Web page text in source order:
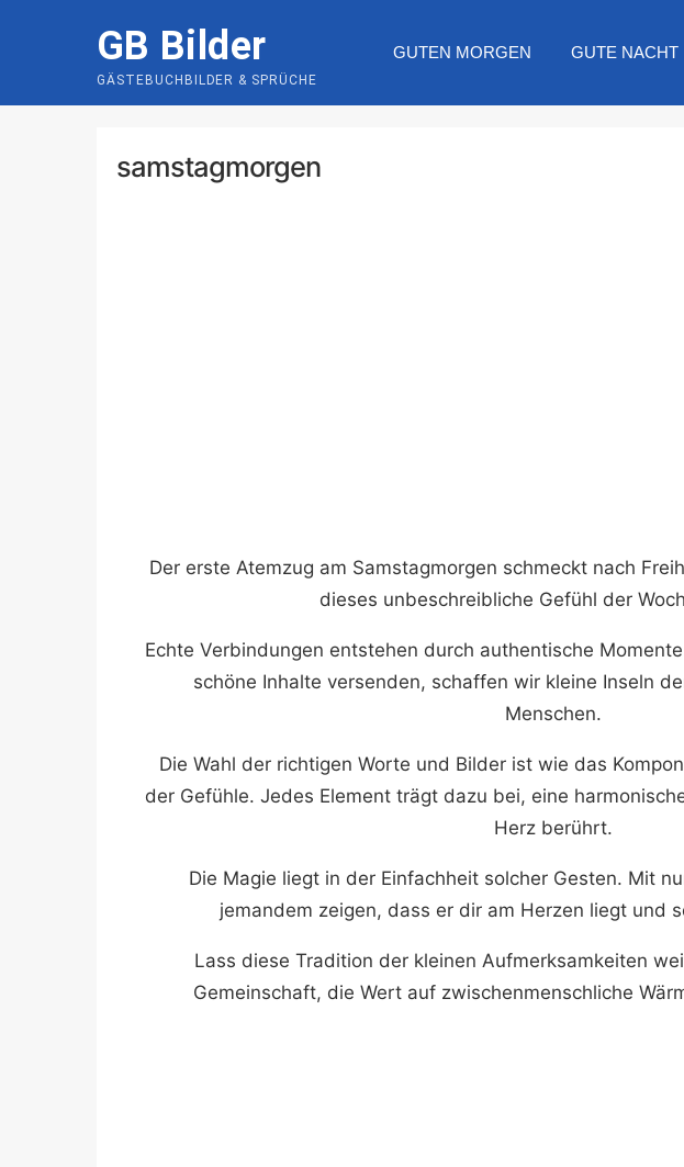
GB Bilder
GÄSTEBUCHBILDER & SPRÜCHE
GUTEN MORGEN GUTE NACHT
samstagmorgen
Der erste Atemzug am Samstagmorgen schmeckt nach
dieses unbeschreibliche Gefühl der
Echte Verbindungen entstehen durch authentische
schöne Inhalte versenden, schaffen wir kleine Inseln
Menschen.
Die Wahl der richtigen Worte und Bilder ist wie das
der Gefühle. Jedes Element trägt dazu bei, eine
Herz berührt.
Die Magie liegt in der Einfachheit solcher Gesten. Mit
jemandem zeigen, dass er dir am Herzen liegt und
Lass diese Tradition der kleinen Aufmerksamkeiten
Gemeinschaft, die Wert auf zwischenmenschliche